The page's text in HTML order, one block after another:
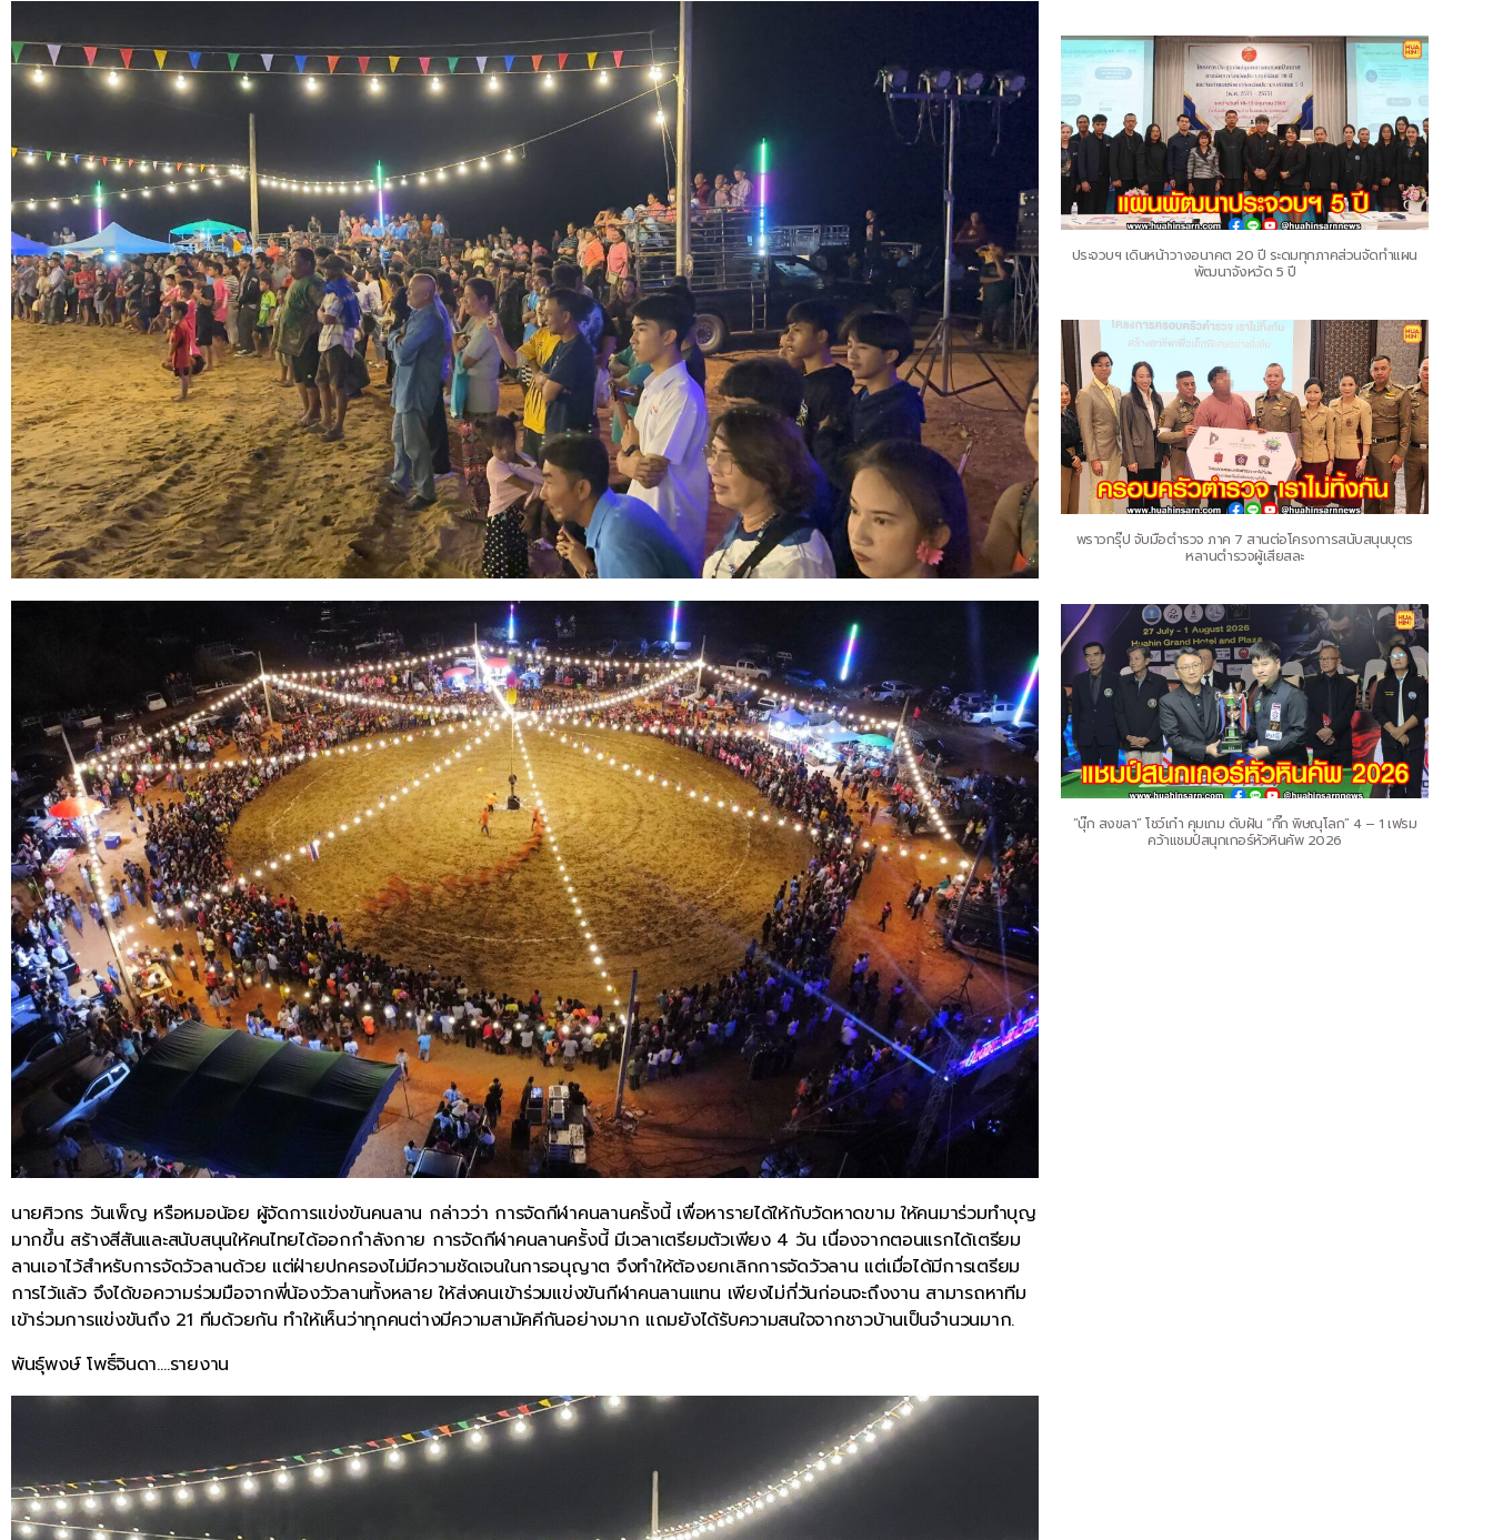
นายศิวกร วันเพ็ญ หรือหมอน้อย ผู้จัดการแข่งขันคนลาน กล่าวว่า การจัดกีฬาคนลานครั้งนี้ เพื่อหารายได้ให้กับวัดหาดขาม ให้คนมาร่วมทำบุญ
มากขึ้น สร้างสีสันและสนับสนุนให้คนไทยได้ออกกำลังกาย การจัดกีฬาคนลานครั้งนี้ มีเวลาเตรียมตัวเพียง 4 วัน เนื่องจากตอนแรกได้เตรียม
ลานเอาไว้สำหรับการจัดวัวลานด้วย แต่ฝ่ายปกครองไม่มีความชัดเจนในการอนุญาต จึงทำให้ต้องยกเลิกการจัดวัวลาน แต่เมื่อได้มีการเตรียม
การไว้แล้ว จึงได้ขอความร่วมมือจากพี่น้องวัวลานทั้งหลาย ให้ส่งคนเข้าร่วมแข่งขันกีฬาคนลานแทน เพียงไม่กี่วันก่อนจะถึงงาน สามารถหาทีม
เข้าร่วมการแข่งขันถึง 21 ทีมด้วยกัน ทำให้เห็นว่าทุกคนต่างมีความสามัคคีกันอย่างมาก แถมยังได้รับความสนใจจากชาวบ้านเป็นจำนวนมาก.
พันธุ์พงษ์ โพธิ์จินดา….รายงาน
ประจวบฯ เดินหน้าวางอนาคต 20 ปี ระดมทุกภาคส่วนจัดทำแผน
พัฒนาจังหวัด 5 ปี
พราวกรุ๊ป จับมือตำรวจ ภาค 7 สานต่อโครงการสนับสนุนบุตร
หลานตำรวจผู้เสียสละ
“นุ๊ก สงขลา” โชว์เก๋า คุมเกม ดับฝัน “กิ๊ก พิษณุโลก” 4 – 1 เฟรม
คว้าแชมป์สนุกเกอร์หัวหินคัพ 2026